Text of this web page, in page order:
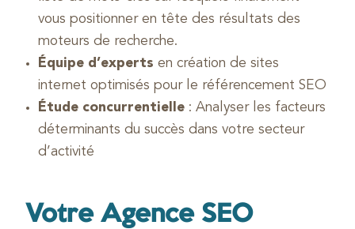
vous positionner en tête des résultats des
moteurs de recherche.
Équipe d’experts en création de sites
internet optimisés pour le référencement SEO
Étude concurrentielle : Analyser les facteurs
déterminants du succès dans votre secteur
d’activité
Votre Agence SEO